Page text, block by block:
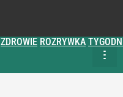
ZDROWIE ROZRYWKA